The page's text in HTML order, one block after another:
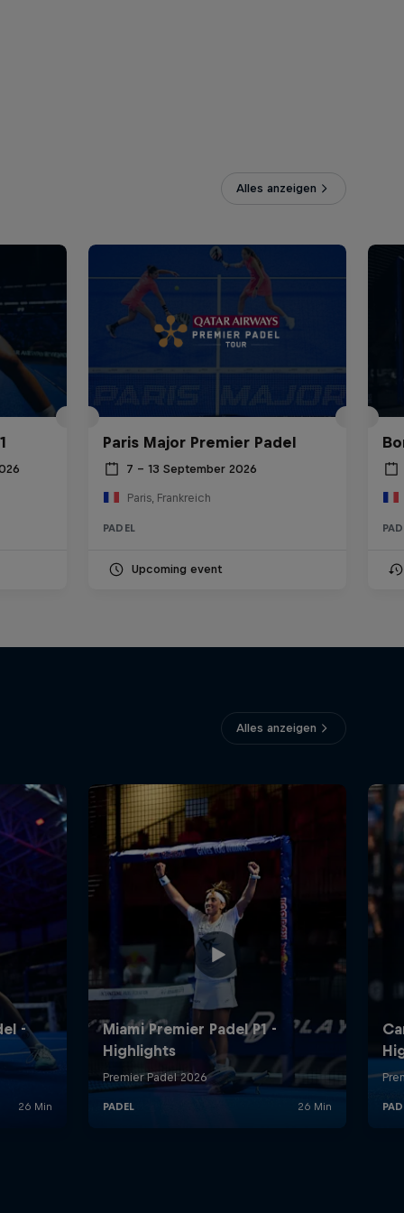
Alles anzeigen
Paris Major Premier Padel
7 – 13 September 2026
Paris, Frankreich
PADEL
Upcoming event
Alles anzeigen